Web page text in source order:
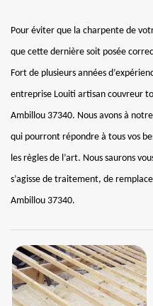
Pour éviter que la charpente de
que cette dernière soit posée
Fort de plusieurs années
entreprise Louiti artisan couvreur
Ambillou 37340. Nous avons à
qui pourront répondre à tous vos
les règles de l’art. Nous saurons
s’agisse de traitement, de
Ambillou 37340.